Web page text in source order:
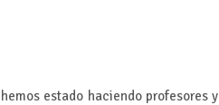
estado haciendo profesores y